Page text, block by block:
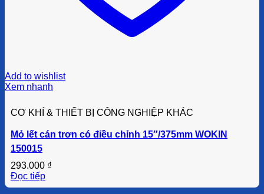
Add to wishlist
Xem nhanh
CƠ KHÍ & THIẾT BỊ CÔNG NGHIỆP KHÁC
Mỏ lết cán trơn có điều chỉnh 15″/375mm WOKIN
150015
293.000 ₫
Đọc tiếp